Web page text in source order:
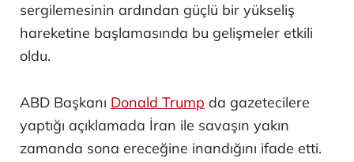
sergilemesinin ardından güçlü bir yükseliş
hareketine başlamasında bu gelişmeler etkili
oldu.
ABD Başkanı Donald Trump da gazetecilere
yaptığı açıklamada İran ile savaşın yakın
zamanda sona ereceğine inandığını ifade etti.